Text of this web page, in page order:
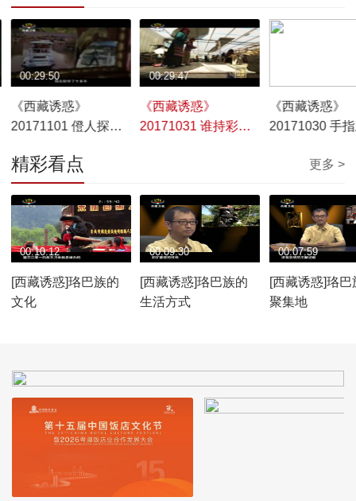
《西藏诱惑》
20171101 僜人探访
00:29:50
《西藏诱惑》
20171031 谁持彩练
00:29:47
《西藏诱惑》
20171030 手
精彩看点 更多 >
[西藏诱惑]珞巴族的
文化
00:10:12
[西藏诱惑]珞巴族的
生活方式
00:09:30
[西藏诱惑]珞巴
聚集地
00:07:59